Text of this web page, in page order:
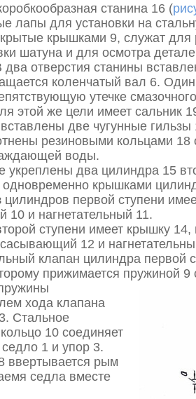
станина 16 (
лапы для установки на
крышками 9, служат для
шатуна и для осмотра
два отверстия станины
коленчатый вал 6.
утечке
этой же цели имеет сальник
две чугунные гильзы
резиновыми кольцами 18
воды.
два цилиндра 15
крышками
первой ступени
10 и нагнетательный 11.
ступени имеет крышку 14,
12 и
клапан цилиндра первой
прижимается пружиной 9
хода клапана
Стальное
10 соединяет
1 и упор 3.
ввертывается рым
седла вместе